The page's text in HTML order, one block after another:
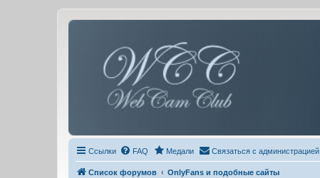
Ссылки FAQ Медали Связаться с администрацией
Список форумов OnlyFans и подобные сайты